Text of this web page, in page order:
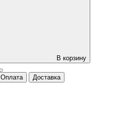
В корзину
Оплата Доставка